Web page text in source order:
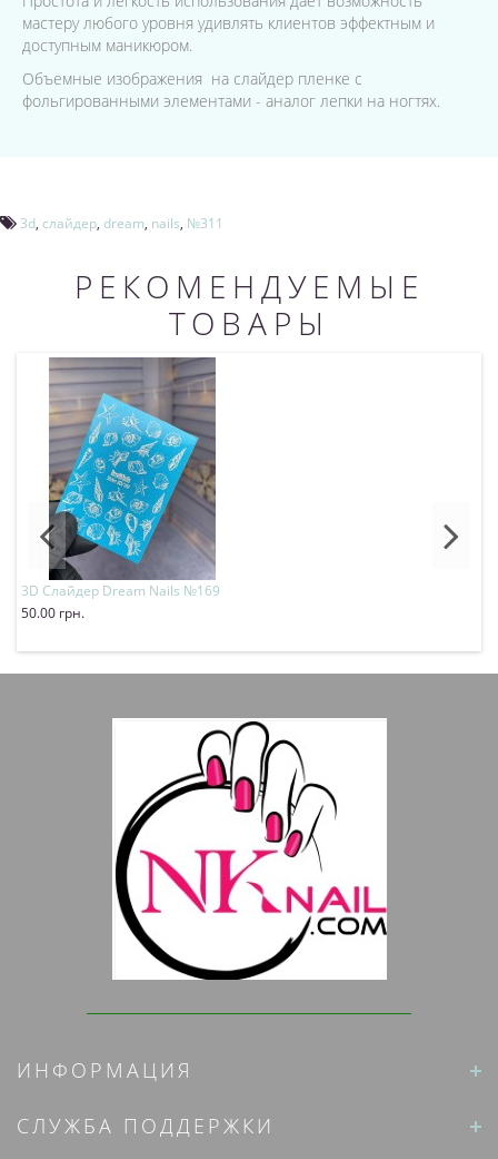
мастеру любого уровня удивлять клиентов эффектным и
доступным маникюром.
Объемные изображения на слайдер пленке с
фольгированными элементами - аналог лепки на ногтях.
3d, слайдер, dream, nails, №311
РЕКОМЕНДУЕМЫЕ
ТОВАРЫ
3D Слайдер Dream Nails №169
50.00 грн.
ИНФОРМАЦИЯ
СЛУЖБА ПОДДЕРЖКИ